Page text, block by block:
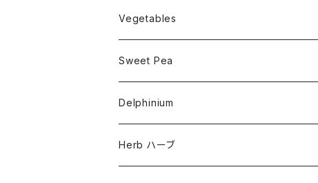
Semi Indeterminate ~150cm
Black Heirloom Tomatoes
Colorful Heirloom Tomatoes
Crimson Heirloom Tomatoes
Golden Heirloom Tomato
For Canning
For Dry
Disease Resistance
Alternaria Blight
Alternaria Stem Canker
Disorders Resitance
Cold 耐寒性
Cracking 裂果
Flesh or Inside
Beefsteak Flesh
Fruits Shape
Nasturtium・ナスターチウム
Vegetables
Amaranthus・アマランサス
Artichoke・アーチチョーク
Asparagus・アスパラガス
Sweet Pea
Dwarf・ドワーフ
Cherub・チュルブ
Early・アーリー品種
Delphinium
Herb ハーブ